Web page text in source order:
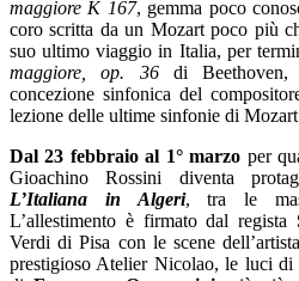
maggiore K 167, gemma poco
coro scritta da un Mozart poco più
suo ultimo viaggio in Italia, per
maggiore, op. 36 di
concezione sinfonica del
lezione delle ultime sinfonie di
Dal 23 febbraio al 1° marzo per
Gioachino Rossini diventa
L’Italiana in Algeri, tra le
L’allestimento è firmato dal regista
Verdi di Pisa con le scene
prestigioso Atelier Nicolao, le luci di